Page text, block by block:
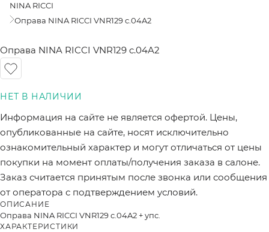
NINA RICCI
Оправа NINA RICCI VNR129 c.04A2
Оправа NINA RICCI VNR129 c.04A2
Информация на сайте не является офертой. Цены,
опубликованные на сайте, носят исключительно
ознакомительный характер и могут отличаться от цены
покупки на момент оплаты/получения заказа в салоне.
Заказ считается принятым после звонка или сообщения
от оператора с подтверждением условий.
ОПИСАНИЕ
Оправа NINA RICCI VNR129 c.04A2 + упс.
ХАРАКТЕРИСТИКИ